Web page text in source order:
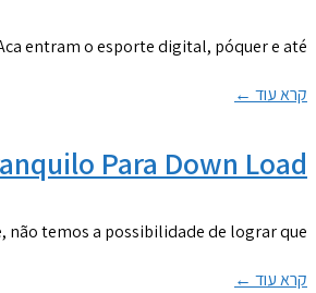
entram o esporte digital, póquer e até
קרא עוד ←
Para Down Load
não temos a possibilidade de lograr que
קרא עוד ←